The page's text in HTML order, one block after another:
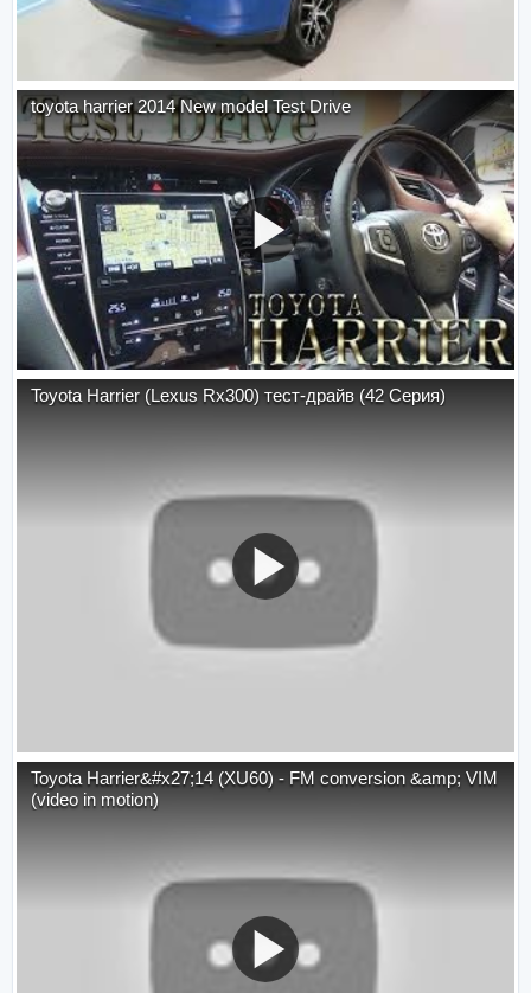
toyota harrier 2014 New model Test Drive
Toyota Harrier (Lexus Rx300) тест-драйв (42 Серия)
Toyota Harrier&#x27;14 (XU60) - FM conversion &amp; VIM
(video in motion)